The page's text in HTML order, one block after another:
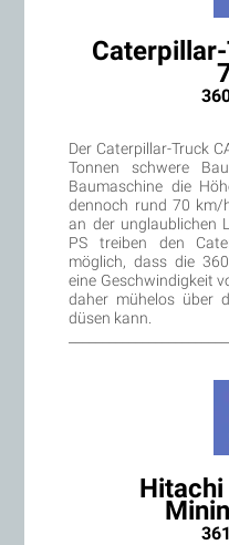
Der Caterpillar-Truck
Tonnen schwere
Baumaschine die
dennoch rund 70 km/
an der unglaublichen
PS treiben den
möglich, dass die
eine Geschwindigkeit
daher mühelos über
düsen kann.